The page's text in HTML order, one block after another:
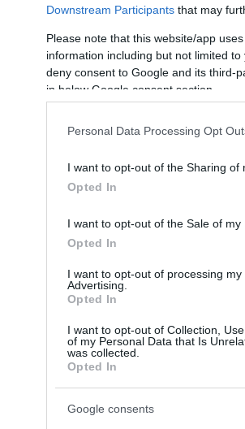
Downstream Participants that may
Please note that this website/app
information including but not limited
deny consent to Google and its third-
in below Google consent section.
Personal Data Processing Opt
I want to opt-out of the Sharing of
Opted In
I want to opt-out of the Sale of my
Opted In
I want to opt-out of processing
Advertising.
Opted In
I want to opt-out of Collection,
of my Personal Data that Is
was collected.
Opted In
Google consents